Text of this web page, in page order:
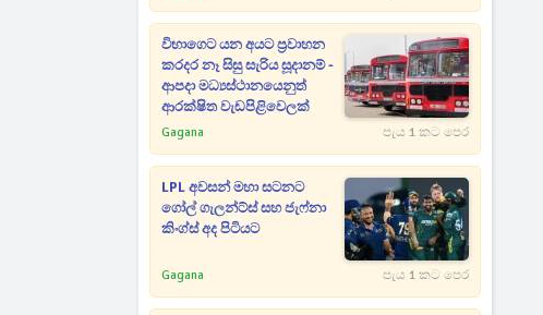
විභාගෙට යන අයට ප්‍රවාහන
කරදර නෑ සිසු සැරිය සූදානම් -
ආපදා මධ්‍යස්ථානයෙනුත්
ආරක්ෂිත වැඩපිළිවෙලක්
Gagana පැය 1 කට පෙර
LPL අවසන් මහා සටනට
ගෝල් ගැලන්ට්ස් සහ ජැෆ්නා
කිංග්ස් අද පිටියට
Gagana පැය 1 කට පෙර